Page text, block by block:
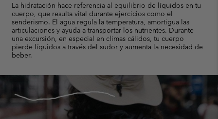
La hidratación hace referencia al equilibrio de líquidos en tu
cuerpo, que resulta vital durante ejercicios como el
senderismo. El agua regula la temperatura, amortigua las
articulaciones y ayuda a transportar los nutrientes. Durante
una excursión, en especial en climas cálidos, tu cuerpo
pierde líquidos a través del sudor y aumenta la necesidad de
beber.